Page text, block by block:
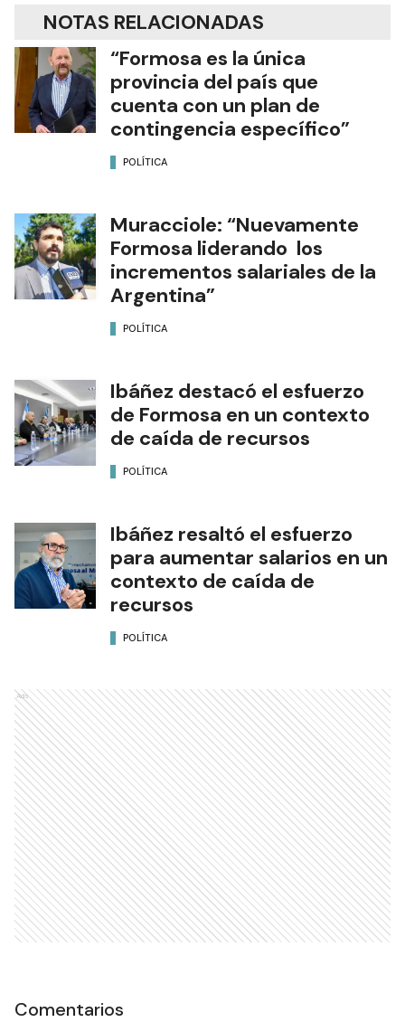
NOTAS RELACIONADAS
“Formosa es la única
provincia del país que
cuenta con un plan de
contingencia específico”
POLÍTICA
Muracciole: “Nuevamente
Formosa liderando los
incrementos salariales de la
Argentina”
POLÍTICA
Ibáñez destacó el esfuerzo
de Formosa en un contexto
de caída de recursos
POLÍTICA
Ibáñez resaltó el esfuerzo
para aumentar salarios en un
contexto de caída de
recursos
POLÍTICA
Ads
Comentarios